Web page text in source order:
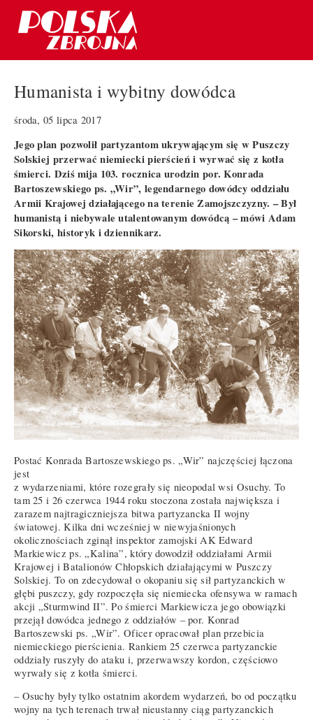
Humanista i wybitny dowódca
środa, 05 lipca 2017
Jego plan pozwolił partyzantom ukrywającym się w Puszczy
Solskiej przerwać niemiecki pierścień i wyrwać się z kotła
śmierci. Dziś mija 103. rocznica urodzin por. Konrada
Bartoszewskiego ps. „Wir”, legendarnego dowódcy oddziału
Armii Krajowej działającego na terenie Zamojszczyzny. – Był
humanistą i niebywale utalentowanym dowódcą – mówi Adam
Sikorski, historyk i dziennikarz.
Postać Konrada Bartoszewskiego ps. „Wir” najczęściej łączona
jest
z wydarzeniami, które rozegrały się nieopodal wsi Osuchy. To
tam 25 i 26 czerwca 1944 roku stoczona została największa i
zarazem najtragiczniejsza bitwa partyzancka II wojny
światowej. Kilka dni wcześniej w niewyjaśnionych
okolicznościach zginął inspektor zamojski AK Edward
Markiewicz ps. „Kalina”, który dowodził oddziałami Armii
Krajowej i Batalionów Chłopskich działającymi w Puszczy
Solskiej. To on zdecydował o okopaniu się sił partyzanckich w
głębi puszczy, gdy rozpoczęła się niemiecka ofensywa w ramach
akcji „Sturmwind II”. Po śmierci Markiewicza jego obowiązki
przejął dowódca jednego z oddziałów – por. Konrad
Bartoszewski ps. „Wir”. Oficer opracował plan przebicia
niemieckiego pierścienia. Rankiem 25 czerwca partyzanckie
oddziały ruszyły do ataku i, przerwawszy kordon, częściowo
wyrwały się z kotła śmierci.
– Osuchy były tylko ostatnim akordem wydarzeń, bo od początku
wojny na tych terenach trwał nieustanny ciąg partyzanckich